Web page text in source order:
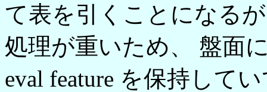
て表を引くことになる
処理が重いため、 盤面
eval feature を保持して